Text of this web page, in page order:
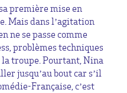
première mise en
Mais dans l’agitation
ne se passe comme
problèmes techniques
la troupe. Pourtant, Nina
jusqu’au bout car s’il
Française, c’est